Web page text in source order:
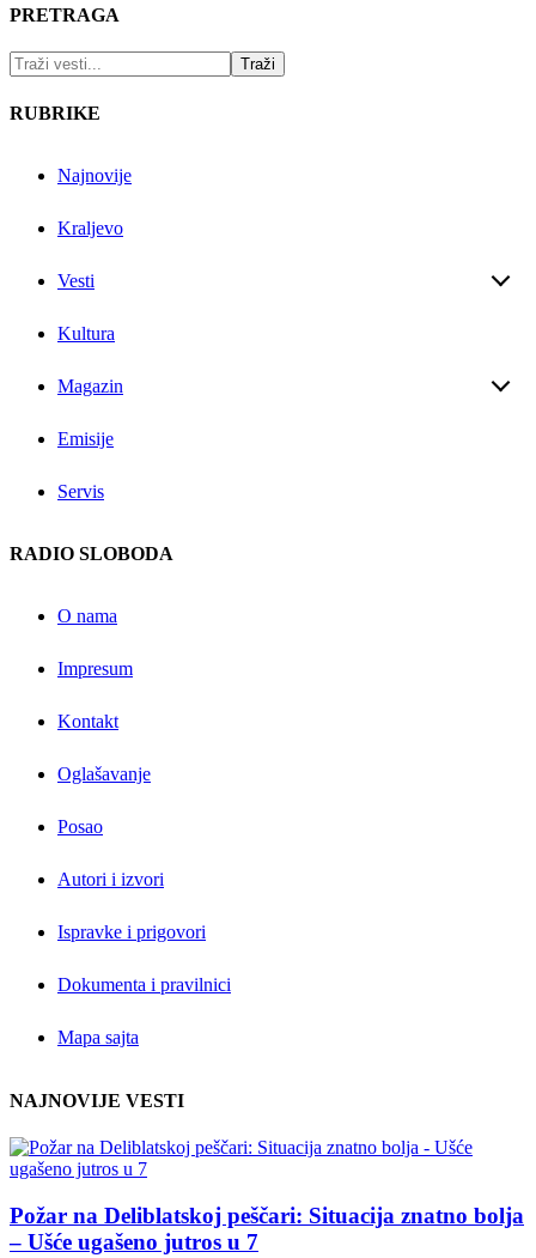
PRETRAGA
RUBRIKE
Najnovije
Kraljevo
Vesti
Kultura
Magazin
Emisije
Servis
RADIO SLOBODA
O nama
Impresum
Kontakt
Oglašavanje
Posao
Autori i izvori
Ispravke i prigovori
Dokumenta i pravilnici
Mapa sajta
NAJNOVIJE VESTI
Požar na Deliblatskoj peščari: Situacija znatno bolja
– Ušće ugašeno jutros u 7